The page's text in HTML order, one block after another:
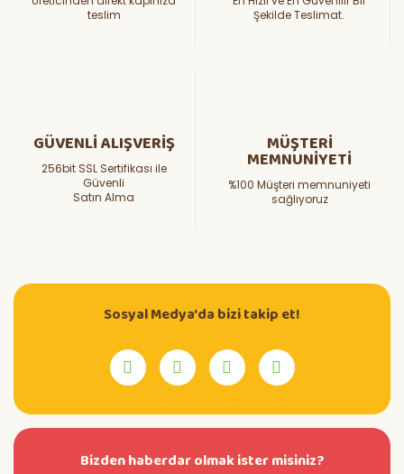
teslim
Şekilde Teslimat.
GÜVENLİ ALIŞVERİŞ
256bit SSL Sertifikası ile
Güvenli
Satın Alma
MÜŞTERİ
MEMNUNİYETİ
%100 Müşteri memnuniyeti
sağlıyoruz
Sosyal Medya'da bizi takip et!
Bizden haberdar olmak ister misiniz?